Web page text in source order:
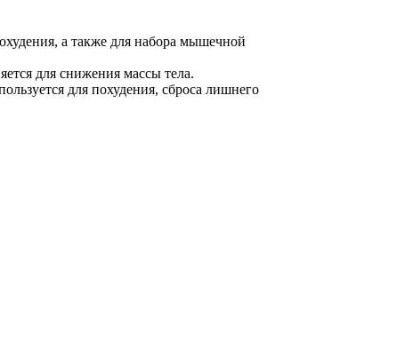
а также для набора мышечной
для снижения массы тела.
для похудения, сброса лишнего